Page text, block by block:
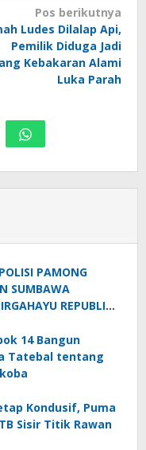
Pos berikutnya
Ludes Dilalap Api,
Pemilik Diduga Jadi
Kebakaran Alami
Luka Parah
PAMONG
SUMBAWA
REPUBLIK
14 Bangun
Tatebal tentang
Kondusif, Puma
Sisir Titik Rawan